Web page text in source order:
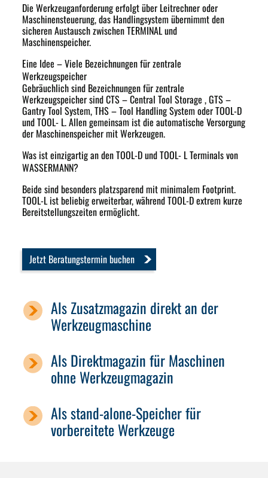
Die Werkzeuganforderung erfolgt über Leitrechner oder
Maschinensteuerung, das Handlingsystem übernimmt den
sicheren Austausch zwischen TERMINAL und
Maschinenspeicher.
Eine Idee – Viele Bezeichnungen für zentrale
Werkzeugspeicher
Gebräuchlich sind Bezeichnungen für zentrale
Werkzeugspeicher sind CTS – Central Tool Storage , GTS –
Gantry Tool System, THS – Tool Handling System oder TOOL-D
und TOOL- L. Allen gemeinsam ist die automatische Versorgung
der Maschinenspeicher mit Werkzeugen.
Was ist einzigartig an den TOOL-D und TOOL- L Terminals von
WASSERMANN?
Beide sind besonders platzsparend mit minimalem Footprint.
TOOL-L ist beliebig erweiterbar, während TOOL-D extrem kurze
Bereitstellungszeiten ermöglicht.
Jetzt Beratungstermin buchen
Als Zusatzmagazin direkt an der
Werkzeugmaschine
Als Direktmagazin für Maschinen
ohne Werkzeugmagazin
Als stand-alone-Speicher für
vorbereitete Werkzeuge